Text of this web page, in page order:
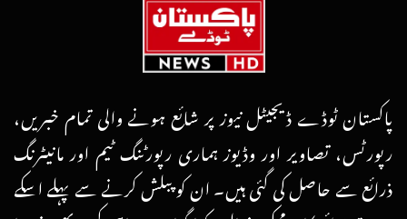
پاکستان ٹوڈے ڈیجیٹل نیوز پر شائع ہونے والی تمام خبریں،
رپورٹس، تصاویر اور وڈیوز ہماری رپورٹنگ ٹیم اور مانیٹرنگ
ذرائع سے حاصل کی گئی ہیں۔ ان کو پبلش کرنے سے پہلے اسکے